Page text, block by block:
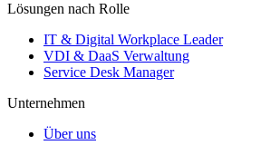
Lösungen nach Rolle
IT & Digital Workplace Leader
VDI & DaaS Verwaltung
Service Desk Manager
Unternehmen
Über uns